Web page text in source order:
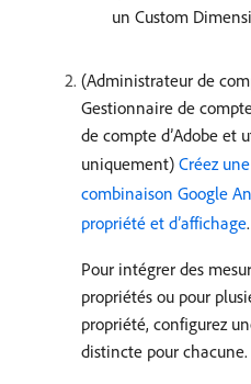
un Custom
(Administrateur de
Gestionnaire de
de compte d’Adobe et
uniquement) Créez
combinaison Google
propriété et d’affichage.
Pour intégrer des
propriétés ou pour
propriété, configurez
distincte pour chacune.